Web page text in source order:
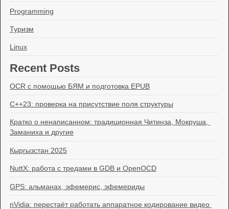
Programming
Туризм
Linux
Recent Posts
OCR с помощью БЯМ и подготовка EPUB
C++23: проверка на присутствие поля структуры
Кратко о ненаписанном: традиционная Читинза, Мокруша,
Заманиха и другие
Кыргызстан 2025
NuttX: работа с тредами в GDB и OpenOCD
GPS: альманах, эфемерис, эфемериды
nVidia: перестаёт работать аппаратное кодирование видео